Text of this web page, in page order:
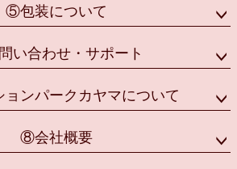
⑤包装について
い合わせ・サポート
ンパークカヤマについて
⑧会社概要